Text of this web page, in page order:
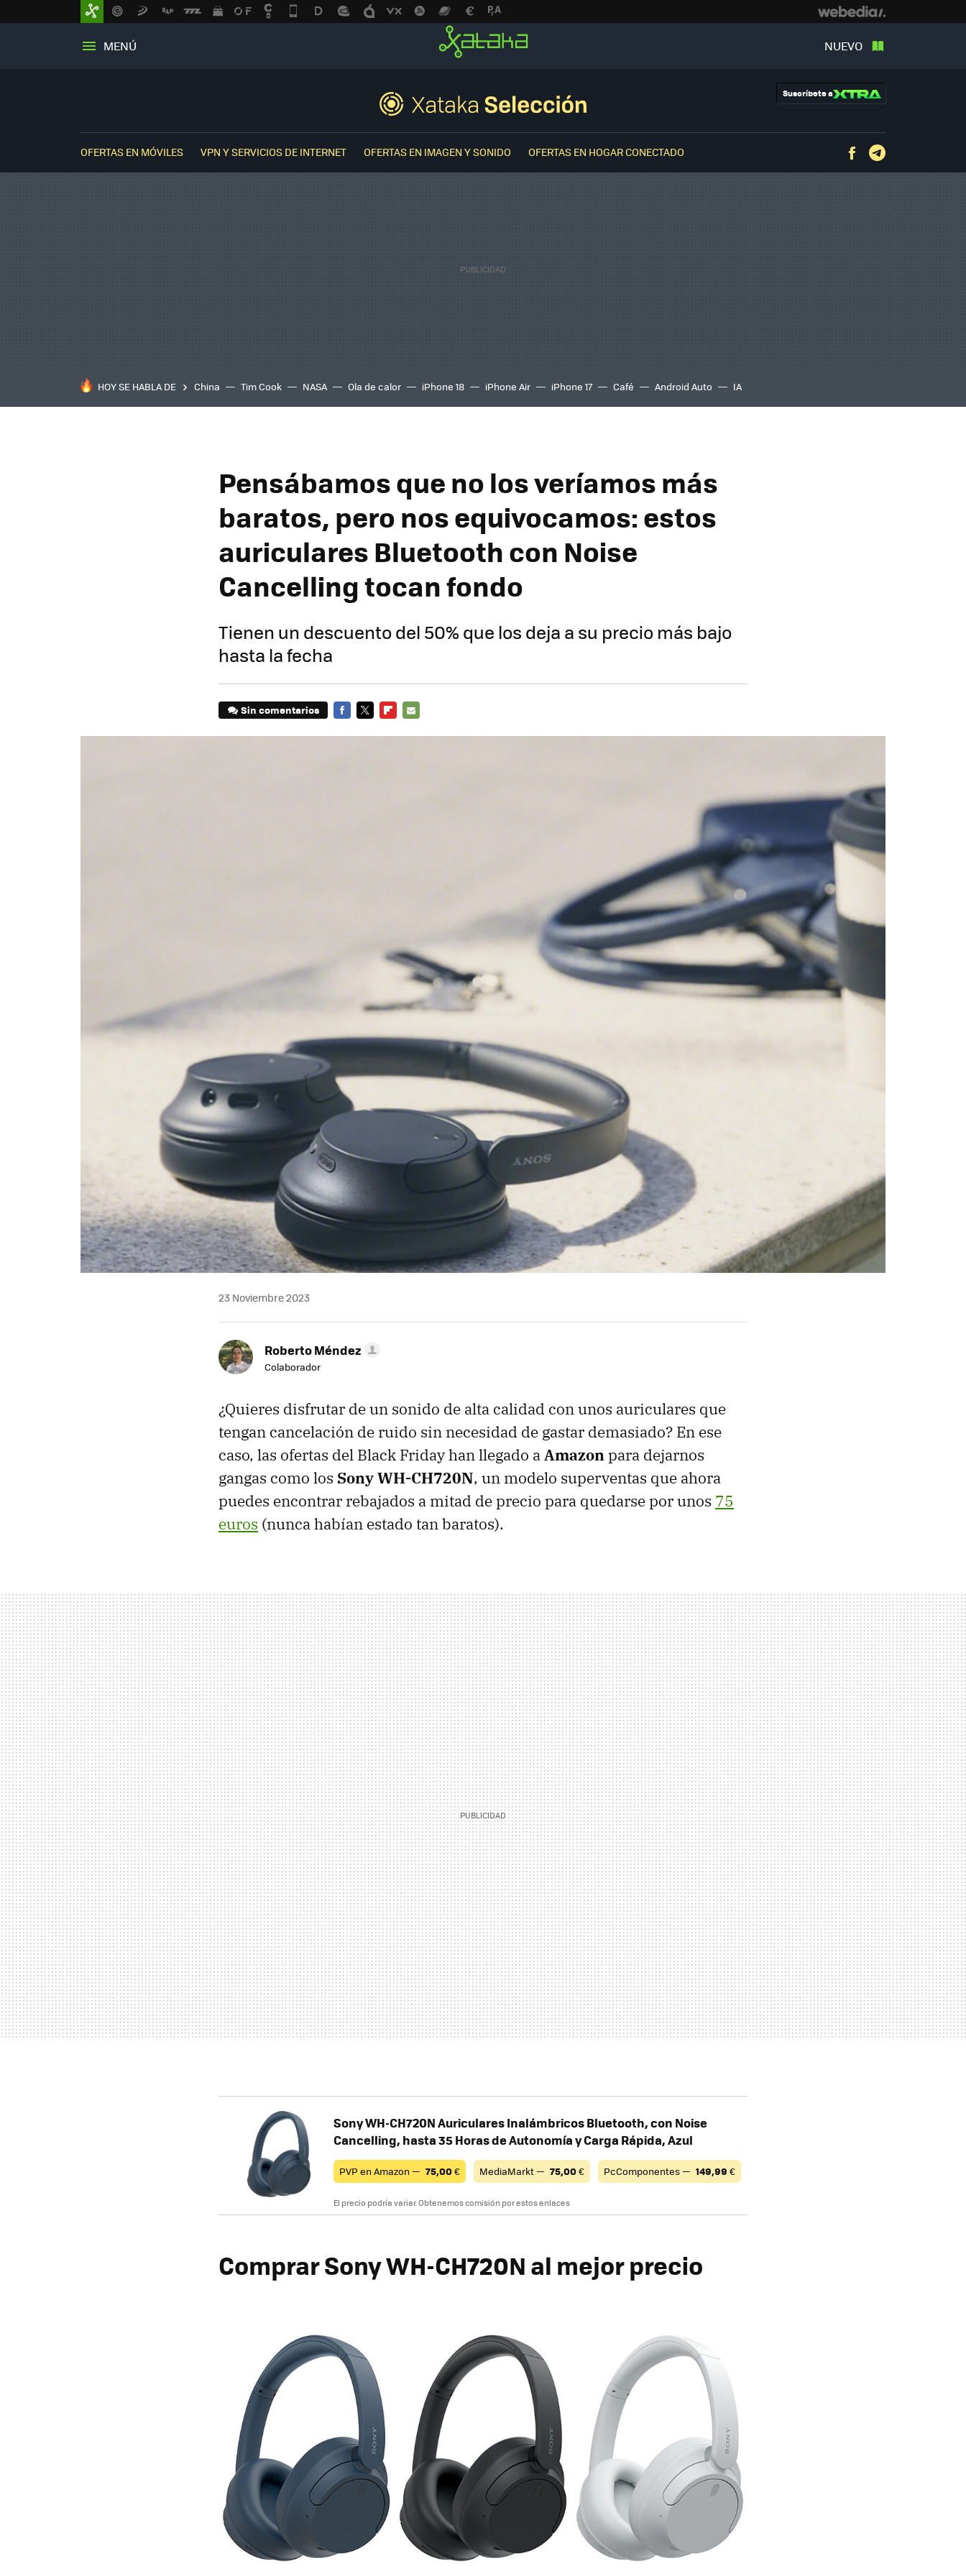
MENÚ NUEVO
Suscríbete a
OFERTAS EN MÓVILES VPN Y SERVICIOS DE INTERNET OFERTAS EN IMAGEN Y SONIDO OFERTAS EN HOGAR CONECTADO Facebook
HOY SE HABLA DE China Tim Cook NASA Ola de calor iPhone 18 iPhone Air iPhone 17 Café Android Auto IA
Pensábamos que no los veríamos más
baratos, pero nos equivocamos: estos
auriculares Bluetooth con Noise
Cancelling tocan fondo
Tienen un descuento del 50% que los deja a su precio más bajo
hasta la fecha
Sin comentarios
23 Noviembre 2023
Roberto Méndez
Colaborador
¿Quieres disfrutar de un sonido de alta calidad con unos auriculares que
tengan cancelación de ruido sin necesidad de gastar demasiado? En ese
caso, las ofertas del Black Friday han llegado aAmazonpara dejarnos
gangas como los Sony WH-CH720N, un modelo superventas que ahora
puedes encontrar rebajados a mitad de precio para quedarse por unos 75
euros (nunca habían estado tan baratos).
Sony WH-CH720N Auriculares Inalámbricos Bluetooth, con Noise
Cancelling, hasta 35 Horas de Autonomía y Carga Rápida, Azul
PVP en Amazon — 75,00€ MediaMarkt — 75,00€ PcComponentes — 149,99 €
El precio podría variar. Obtenemos comisión por estos enlaces
ComprarSony WH-CH720Nal mejor precio